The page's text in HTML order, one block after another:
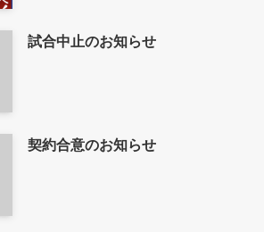
試合中止のお知らせ
契約合意のお知らせ